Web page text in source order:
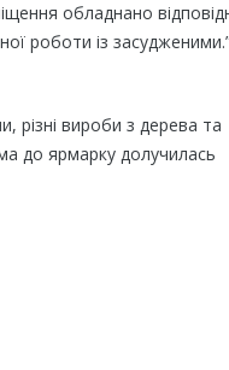
обладнано
роботи із
різні вироби з дерева та
до ярмарку долучилась